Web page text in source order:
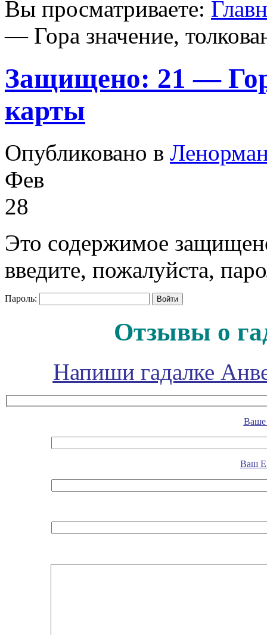
Вы просматриваете:
— Гора значение,
Защищено: 21 —
карты
Опубликовано в
Фев
28
Это содержимое
введите, пожалуйста,
Пароль:
Отзывы о
Напиши гадалке
Ваше
Ваш